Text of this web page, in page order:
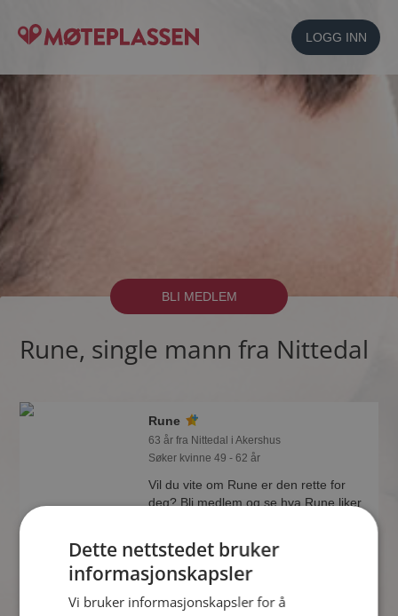
LOGG INN
BLI MEDLEM
Rune, single mann fra Nittedal
Rune
63 år fra Nittedal i Akershus
Søker kvinne 49 - 62 år
Vil du vite om Rune er den rette for
deg? Bli medlem og se hva Rune liker
Dette nettstedet bruker
informasjonskapsler
Vi bruker informasjonskapsler for å